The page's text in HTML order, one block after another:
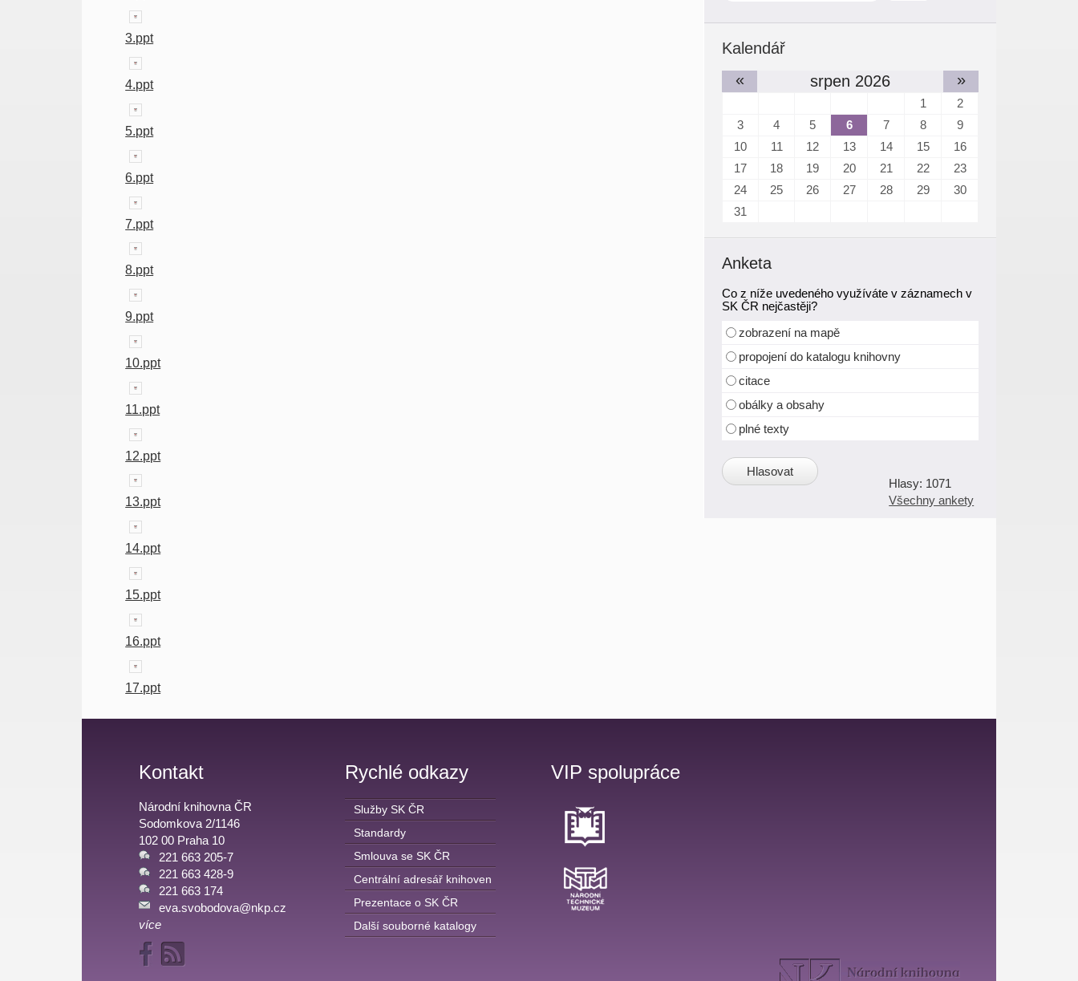
3.ppt
4.ppt
5.ppt
6.ppt
7.ppt
8.ppt
9.ppt
10.ppt
11.ppt
12.ppt
13.ppt
14.ppt
15.ppt
16.ppt
17.ppt
Kalendář
«
srpen 2026 »
1
2
3
4 5 6 7 8
9
10
11 12 13 14 15
16
17
18 19 20 21 22
23
24
25 26 27 28 29
30
31
Anketa
Co z níže uvedeného využíváte v záznamech v
SK ČR nejčastěji?
zobrazení na mapě
propojení do katalogu knihovny
citace
obálky a obsahy
plné texty
1071
Všechny ankety
Kontakt
Národní knihovna ČR
Sodomkova 2/1146
102 00 Praha 10
221 663 205-7
221 663 428-9
221 663 174
eva.svobodova@nkp.cz
více
Rychlé odkazy
Služby SK ČR
Standardy
Smlouva se SK ČR
Centrální adresář knihoven
Prezentace o SK ČR
Další souborné katalogy
VIP spolupráce